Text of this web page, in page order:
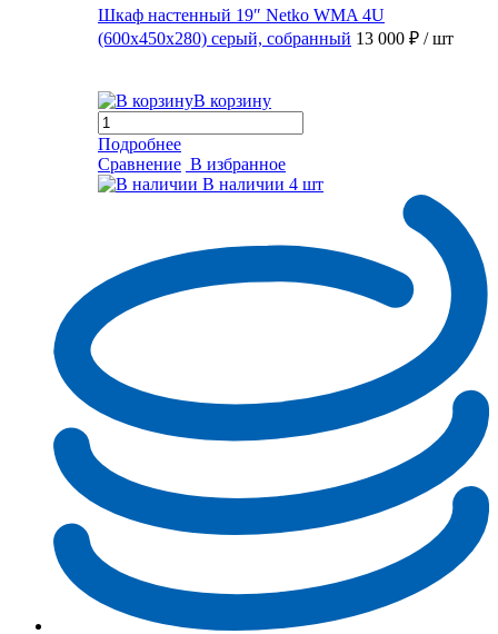
Шкаф настенный 19″ Netko WMA 4U
(600x450x280) серый, собранный 13 000 ₽ / шт
В корзину
Подробнее
Сравнение В избранное
В наличии 4 шт